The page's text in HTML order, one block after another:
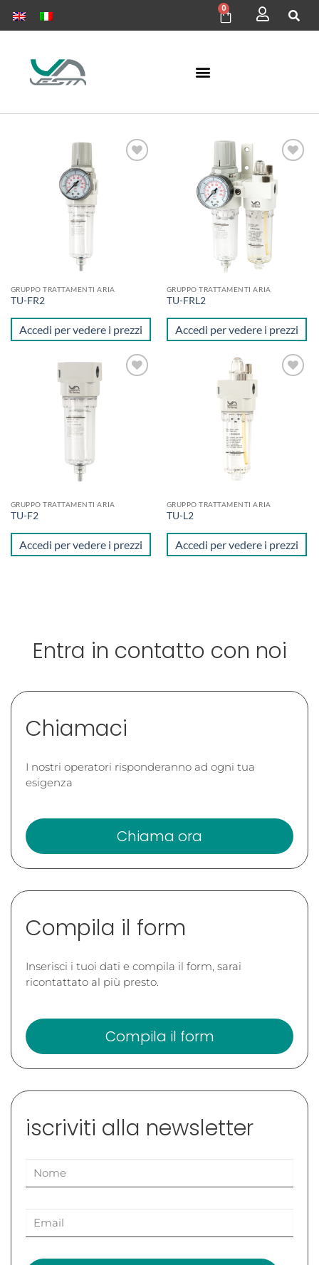
0
GRUPPO TRATTAMENTI ARIA
TU-FR2
Accedi per vedere i prezzi
Aggiungi
alla lista
desideri
GRUPPO TRATTAMENTI ARIA
TU-FRL2
Accedi per vedere i prezzi
GRUPPO TRATTAMENTI ARIA
TU-F2
Accedi per vedere i prezzi
GRUPPO TRATTAMENTI ARIA
TU-L2
Accedi per vedere i prezzi
Entra in contatto con noi
Chiamaci
I nostri operatori risponderanno ad ogni tua
esigenza
Chiama ora
Compila il form
Inserisci i tuoi dati e compila il form, sarai
ricontattato al più presto.
Compila il form
iscriviti alla newsletter